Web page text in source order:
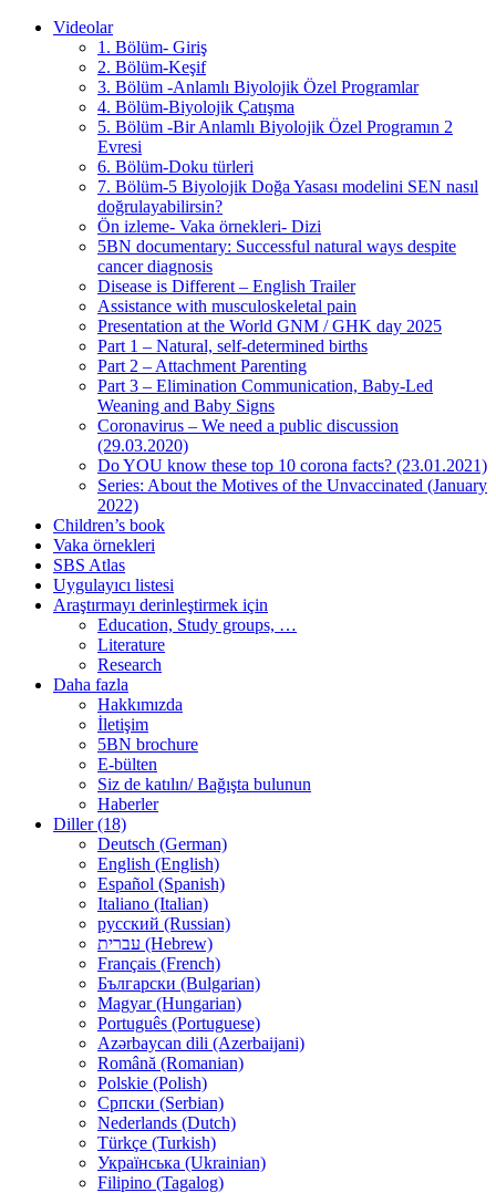
Videolar
1. Bölüm- Giriş
2. Bölüm-Keşif
3. Bölüm -Anlamlı Biyolojik Özel Programlar
4. Bölüm-Biyolojik Çatışma
5. Bölüm -Bir Anlamlı Biyolojik Özel Programın 2
Evresi
6. Bölüm-Doku türleri
7. Bölüm-5 Biyolojik Doğa Yasası modelini SEN nasıl
doğrulayabilirsin?
Ön izleme- Vaka örnekleri- Dizi
5BN documentary: Successful natural ways despite
cancer diagnosis
Disease is Different – English Trailer
Assistance with musculoskeletal pain
Presentation at the World GNM / GHK day 2025
Part 1 – Natural, self-determined births
Part 2 – Attachment Parenting
Part 3 – Elimination Communication, Baby-Led
Weaning and Baby Signs
Coronavirus – We need a public discussion
(29.03.2020)
Do YOU know these top 10 corona facts? (23.01.2021)
Series: About the Motives of the Unvaccinated (January
2022)
Children’s book
Vaka örnekleri
SBS Atlas
Uygulayıcı listesi
Araştırmayı derinleştirmek için
Education, Study groups, …
Literature
Research
Daha fazla
Hakkımızda
İletişim
5BN brochure
E-bülten
Siz de katılın/ Bağışta bulunun
Haberler
Diller (18)
Deutsch (German)
English (English)
Español (Spanish)
Italiano (Italian)
русский (Russian)
עברית (Hebrew)
Français (French)
Български (Bulgarian)
Magyar (Hungarian)
Português (Portuguese)
Azərbaycan dili (Azerbaijani)
Română (Romanian)
Polskie (Polish)
Српски (Serbian)
Nederlands (Dutch)
Türkçe (Turkish)
Українська (Ukrainian)
Filipino (Tagalog)